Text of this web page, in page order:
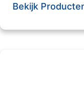
Bekijk